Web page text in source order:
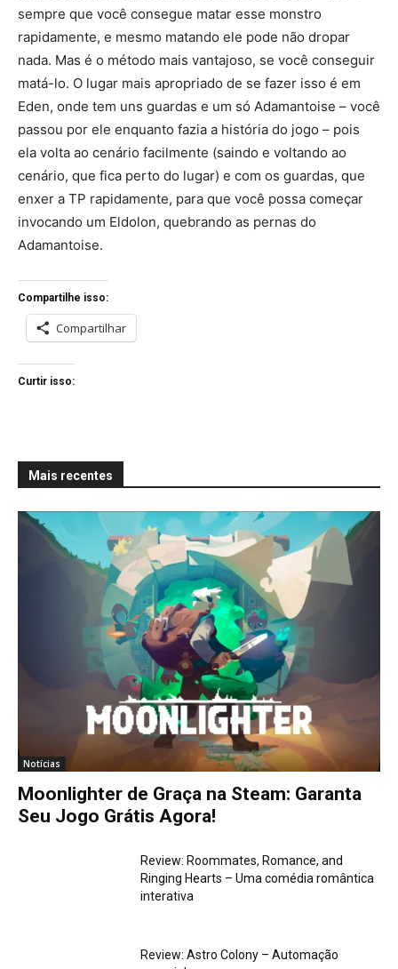
sempre que você consegue matar esse monstro
rapidamente, e mesmo matando ele pode não dropar
nada. Mas é o método mais vantajoso, se você conseguir
matá-lo. O lugar mais apropriado de se fazer isso é em
Eden, onde tem uns guardas e um só Adamantoise – você
passou por ele enquanto fazia a história do jogo – pois
ela volta ao cenário facilmente (saindo e voltando ao
cenário, que fica perto do lugar) e com os guardas, que
enxer a TP rapidamente, para que você possa começar
invocando um Eldolon, quebrando as pernas do
Adamantoise.
Compartilhe isso:
Compartilhar
Curtir isso:
Mais recentes
Notícias
Moonlighter de Graça na Steam: Garanta
Seu Jogo Grátis Agora!
Review: Roommates, Romance, and
Ringing Hearts – Uma comédia romântica
interativa
Review: Astro Colony – Automação